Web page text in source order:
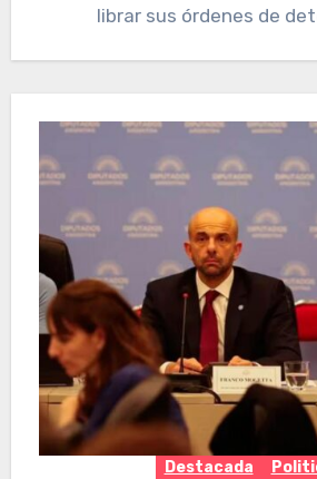
librar sus órdenes de
Destacada